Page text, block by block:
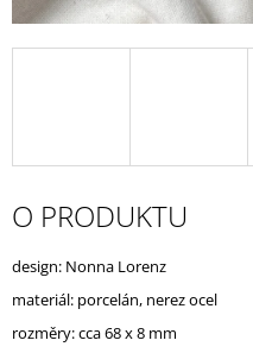
O PRODUKTU
design: Nonna Lorenz
materiál: porcelán, nerez ocel
rozměry: cca 68 x 8 mm
O
J
M